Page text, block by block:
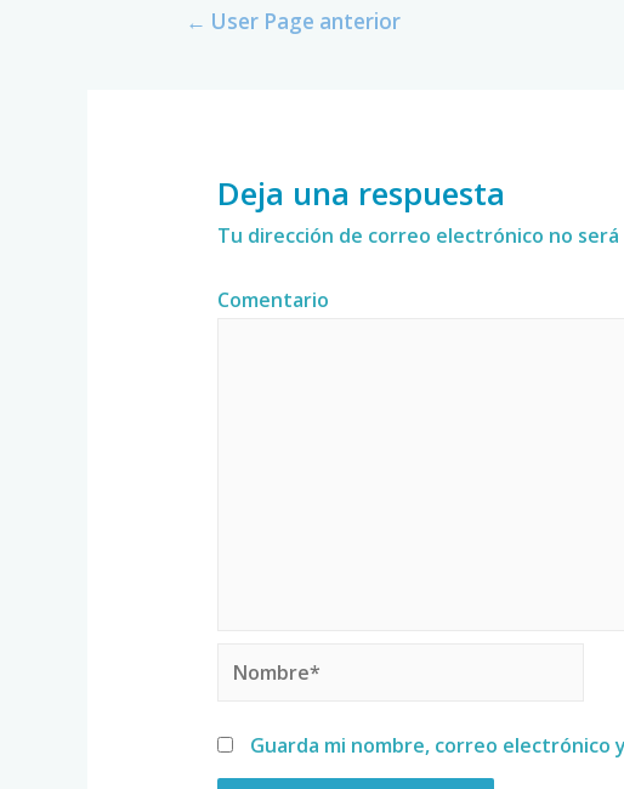
← User Page anterior
Deja una respuesta
Tu dirección de correo electrónico no será
Comentario
Guarda mi nombre, correo electrónico